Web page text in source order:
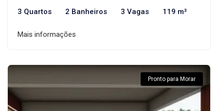
3 Quartos 2 Banheiros 3 Vagas 119 m²
Mais informações
Pronto para Morar